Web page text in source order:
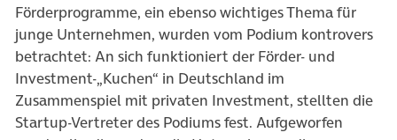
Förderprogramme, ein ebenso wichtiges Thema für
junge Unternehmen, wurden vom Podium kontrovers
betrachtet: An sich funktioniert der Förder- und
Investment-„Kuchen“ in Deutschland im
Zusammenspiel mit privaten Investment, stellten die
Startup-Vertreter des Podiums fest. Aufgeworfen